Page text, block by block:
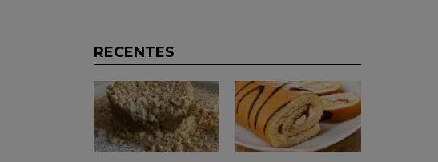
RECENTES